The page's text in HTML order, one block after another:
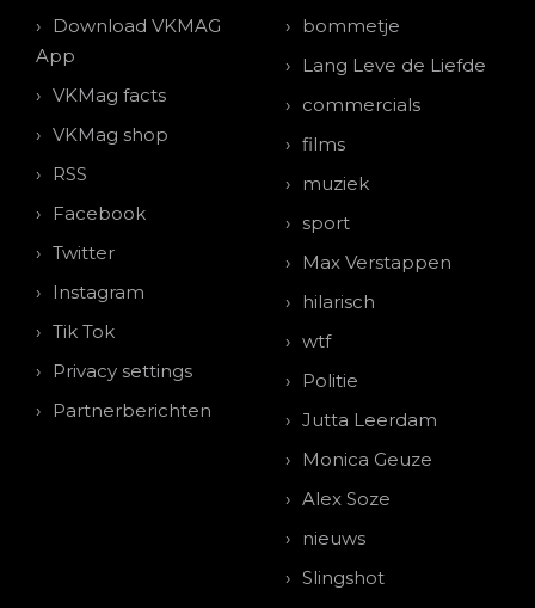
Download VKMAG
App
VKMag facts
VKMag shop
RSS
Facebook
Twitter
Instagram
Tik Tok
Privacy settings
Partnerberichten
bommetje
Lang Leve de Liefde
commercials
films
muziek
sport
Max Verstappen
hilarisch
wtf
Politie
Jutta Leerdam
Monica Geuze
Alex Soze
nieuws
Slingshot